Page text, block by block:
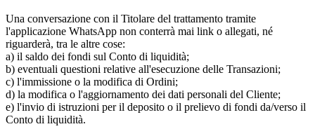
Una conversazione con il Titolare del trattamento tramite
l'applicazione WhatsApp non conterrà mai link o allegati, né
riguarderà, tra le altre cose:
a) il saldo dei fondi sul Conto di liquidità;
b) eventuali questioni relative all'esecuzione delle Transazioni;
c) l'immissione o la modifica di Ordini;
d) la modifica o l'aggiornamento dei dati personali del Cliente;
e) l'invio di istruzioni per il deposito o il prelievo di fondi da/verso il
Conto di liquidità.